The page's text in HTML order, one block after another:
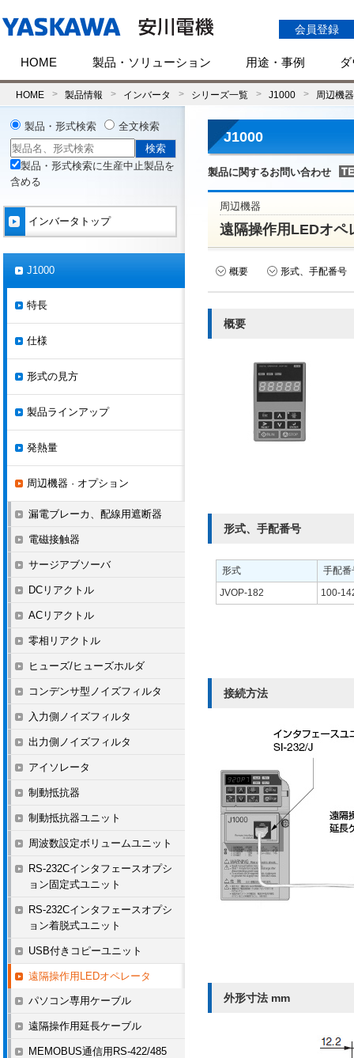
会員登録
HOME 製品・ソリューション 用途・事例
HOME 製品情報 インバータ シリーズ一覧 J1000 周辺機
J1000
製品に関するお問い合わせ
周辺機器
遠隔操作用LEDオペ
概要 形式、手配番号
概要
形式、手配番号
形式
手配番
JVOP-182
100-
接続方法
外形寸法 mm
製品・形式検索 全文検索
製品・形式検索に生産中止製品を
含める
インバータトップ
J1000
特長
仕様
形式の見方
製品ラインアップ
発熱量
周辺機器 · オプション
漏電ブレーカ、配線用遮断器
電磁接触器
サージアブソーバ
DCリアクトル
ACリアクトル
零相リアクトル
ヒューズ/ヒューズホルダ
コンデンサ型ノイズフィルタ
入力側ノイズフィルタ
出力側ノイズフィルタ
アイソレータ
制動抵抗器
制動抵抗器ユニット
周波数設定ボリュームユニット
RS-232Cインタフェースオプシ
ョン固定式ユニット
RS-232Cインタフェースオプシ
ョン着脱式ユニット
USB付きコピーユニット
遠隔操作用LEDオペレータ
パソコン専用ケーブル
遠隔操作用延長ケーブル
MEMOBUS通信用RS-422/485